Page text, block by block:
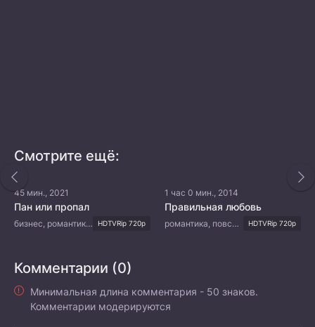
Смотрите ещё:
45 мин., 2021
Пан или пропал
бизнес, романтика, повседневность, драма HDTVRip 720p
1 час 0 мин., 2014
Правильная любовь
романтика, повседневность, драма, семейный HDTVRip 720p
Комментарии (0)
Минимальная длина комментария - 50 знаков.
Комментарии модерируются